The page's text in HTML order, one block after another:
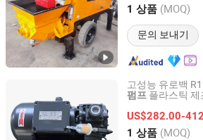
1 상품 (MOQ)
문의 보내기
Shandong, China 이후
고성능 유로백
펌프 플라스틱
US$282.00-
1 상품 (MOQ)
Nanjing Vacup Technology Co., Ltd.
Jiangsu, China 이후 2026